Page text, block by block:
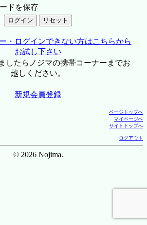
ドを保存
・ログインできない方はこちらから
お試し下さい
したらノジマの携帯コーナーまでお
越しください。
新規会員登録
ページトップへ
マイページへ
サイトトップへ
ログアウト
© 2026 Nojima.